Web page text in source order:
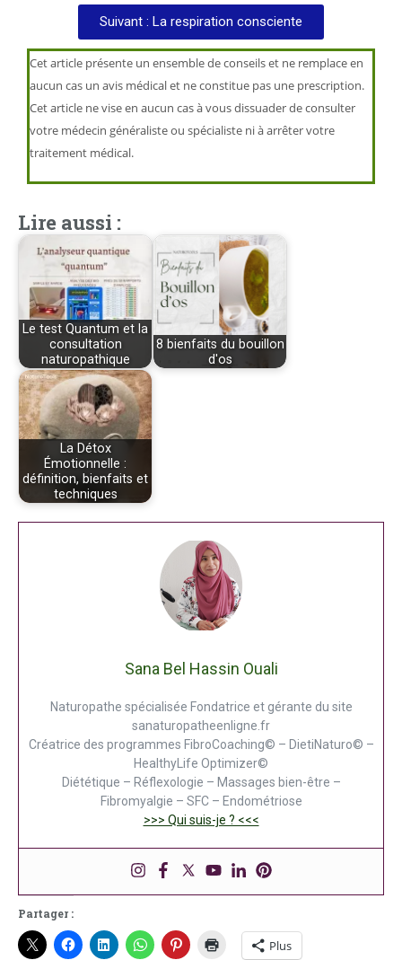
Suivant : La respiration consciente
Cet article présente un ensemble de conseils et ne remplace en
aucun cas un avis médical et ne constitue pas une prescription.
Cet article ne vise en aucun cas à vous dissuader de consulter
votre médecin généraliste ou spécialiste ni à arrêter votre
traitement médical.
Lire aussi :
Le test Quantum et la
consultation
naturopathique
8 bienfaits du bouillon
d'os
La Détox
Émotionnelle :
définition, bienfaits et
techniques
Sana Bel Hassin Ouali
Naturopathe spécialisée Fondatrice et gérante du site
sanaturopatheenligne.fr
Créatrice des programmes FibroCoaching© – DietiNaturo© –
HealthyLife Optimizer©
Diététique – Réflexologie – Massages bien-être –
Fibromyalgie – SFC – Endométriose
>>> Qui suis-je ? <<<
Partager :
Plus